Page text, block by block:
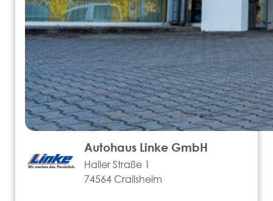
Autohaus Linke GmbH
Haller Straße 1
74564 Crailsheim